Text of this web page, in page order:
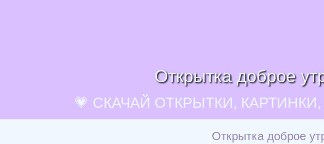
Открытка доброе
💗 СКАЧАЙ ОТКРЫТКИ,
Открытка доброе